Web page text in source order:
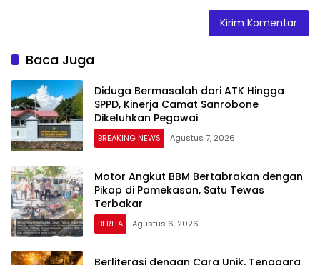
Baca Juga
Diduga Bermasalah dari ATK Hingga
SPPD, Kinerja Camat Sanrobone
Dikeluhkan Pegawai
BREAKING NEWS Agustus 7, 2026
Motor Angkut BBM Bertabrakan dengan
Pikap di Pamekasan, Satu Tewas
Terbakar
BERITA Agustus 6, 2026
Berliterasi dengan Cara Unik, Tenggara